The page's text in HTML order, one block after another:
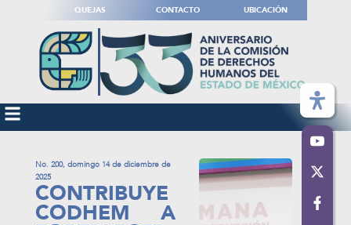
QUEJAS CONTACTO UBICACIÓN
No. 200, domingo 14 de diciembre de
2025
CONTRIBUYE
CODHEM A